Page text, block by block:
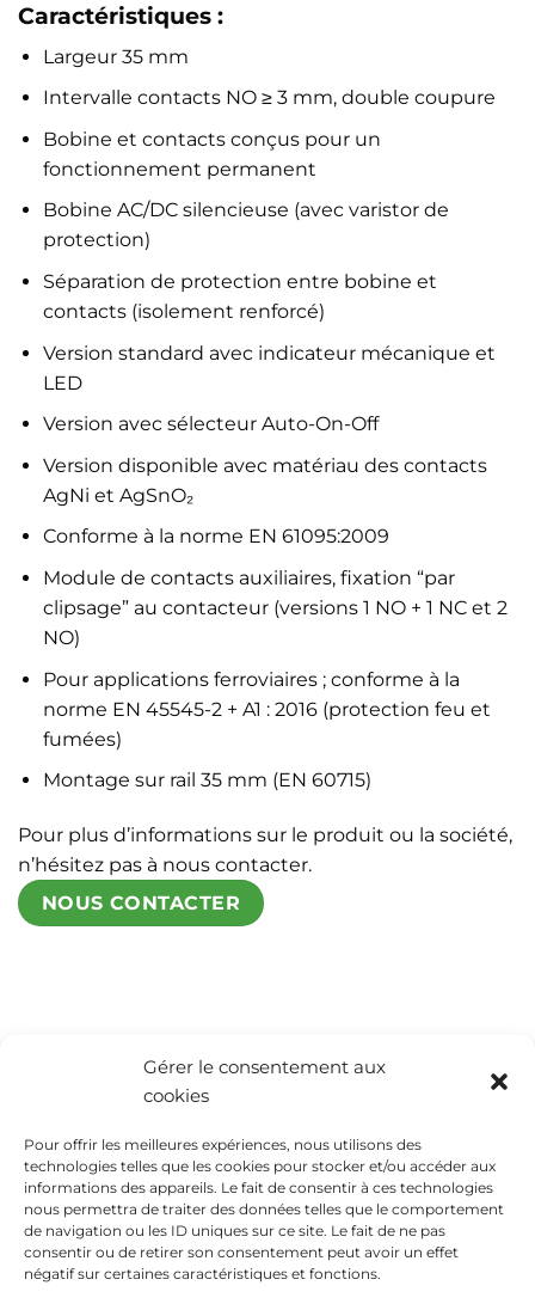
Gérer le consentement aux
cookies
Pour offrir les meilleures expériences, nous utilisons des
technologies telles que les cookies pour stocker et/ou accéder aux
informations des appareils. Le fait de consentir à ces technologies
nous permettra de traiter des données telles que le comportement
de navigation ou les ID uniques sur ce site. Le fait de ne pas
consentir ou de retirer son consentement peut avoir un effet
négatif sur certaines caractéristiques et fonctions.
Caractéristiques :
Largeur 35 mm
Intervalle contacts NO ≥ 3 mm, double coupure
Bobine et contacts conçus pour un
fonctionnement permanent
Bobine AC/DC silencieuse (avec varistor de
protection)
Séparation de protection entre bobine et
contacts (isolement renforcé)
Version standard avec indicateur mécanique et
LED
Version avec sélecteur Auto-On-Off
Version disponible avec matériau des contacts
AgNi et AgSnO₂
Conforme à la norme EN 61095:2009
Module de contacts auxiliaires, fixation “par
clipsage” au contacteur (versions 1 NO + 1 NC et 2
NO)
Pour applications ferroviaires ; conforme à la
norme EN 45545-2 + A1 : 2016 (protection feu et
fumées)
Montage sur rail 35 mm (EN 60715)
Pour plus d’informations sur le produit ou la société,
n’hésitez pas à nous contacter.
NOUS CONTACTER